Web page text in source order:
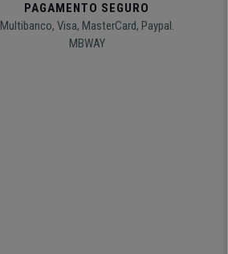
PAGAMENTO SEGURO
Multibanco, Visa, MasterCard, Paypal.
MBWAY